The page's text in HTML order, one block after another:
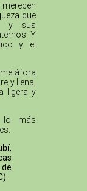
que
y sus
Y
y el
y llena,
ligera y
lo más
,